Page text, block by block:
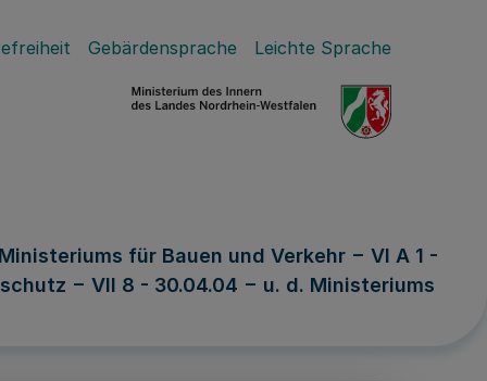
Gebärdensprache Leichte Sprache
für Bauen und Verkehr − VI A 1 -
− VII 8 - 30.04.04 − u. d. Ministeriums